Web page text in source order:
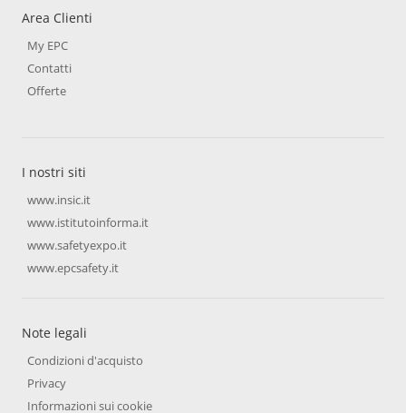
Area Clienti
My EPC
Contatti
Offerte
I nostri siti
www.insic.it
www.istitutoinforma.it
www.safetyexpo.it
www.epcsafety.it
Note legali
Condizioni d'acquisto
Privacy
Informazioni sui cookie